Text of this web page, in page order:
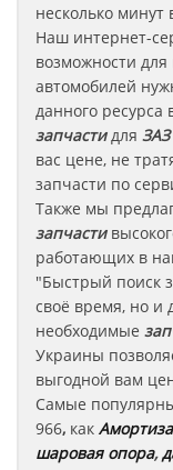
несколько
Наш интернет-
возможности
автомобилей
данного ресурса
запчастидля ЗАЗ
вас цене, не
запчасти по
Также мы
запчасти
работающих в
"Быстрый поиск
своё время, но и
необходимые
Украины
выгодной вам
Самые
966, как
шаровая опора,